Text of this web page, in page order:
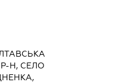
Н, СЕЛО